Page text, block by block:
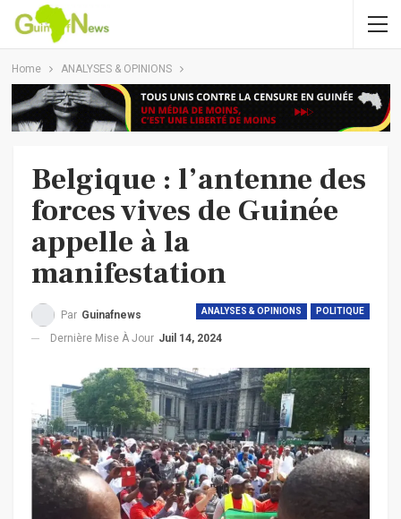
Home ANALYSES & OPINIONS
Belgique : l’antenne des
forces vives de Guinée
appelle à la
manifestation
ANALYSES & OPINIONS POLITIQUE
Par Guinafnews
Dernière Mise À Jour Juil 14, 2024